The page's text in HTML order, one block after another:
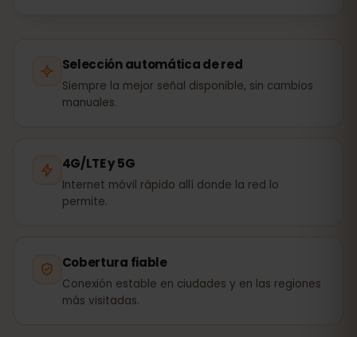
Selección automática de red
Siempre la mejor señal disponible, sin cambios
manuales.
4G/LTE y 5G
Internet móvil rápido allí donde la red lo
permite.
Cobertura fiable
Conexión estable en ciudades y en las regiones
más visitadas.